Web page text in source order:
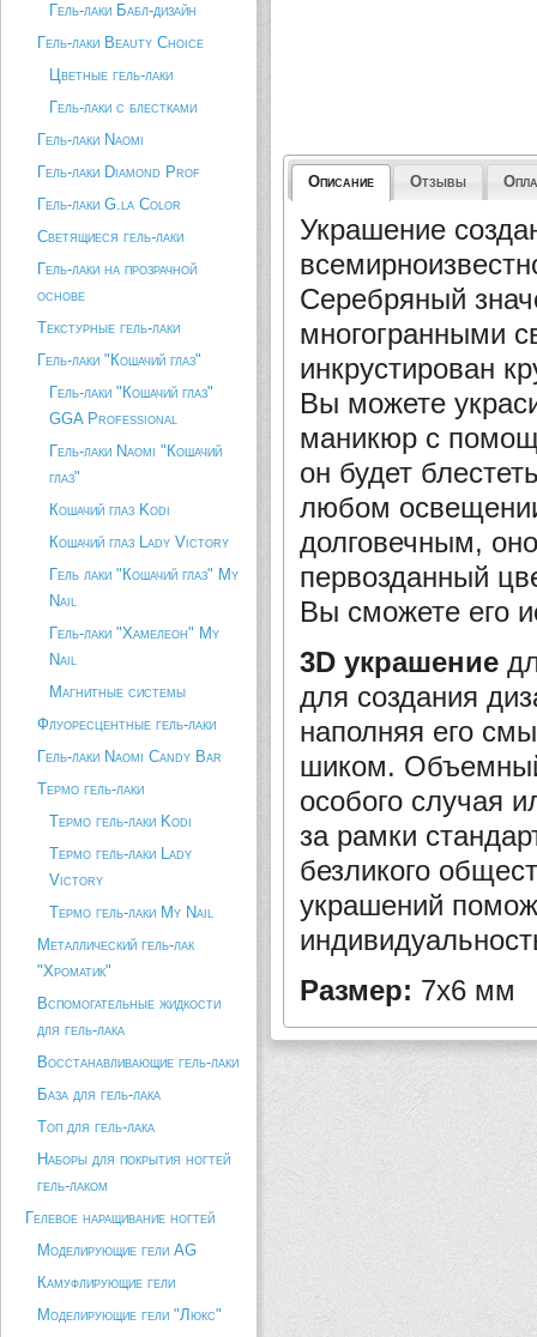
Гель-лаки Бабл-дизайн
Гель-лаки Beauty Choice
Цветные гель-лаки
Гель-лаки с блестками
Гель-лаки Naomi
Гель-лаки Diamond Prof
Гель-лаки G.la Color
Светящиеся гель-лаки
Гель-лаки на прозрачной
основе
Текстурные гель-лаки
Гель-лаки "Кошачий глаз"
Гель-лаки "Кошачий глаз"
GGA Professional
Гель-лаки Naomi "Кошачий
глаз"
Кошачий глаз Kodi
Кошачий глаз Lady Victory
Гель лаки "Кошачий глаз" My
Nail
Гель-лаки "Хамелеон" My
Nail
Магнитные системы
Флуоресцентные гель-лаки
Гель-лаки Naomi Candy Bar
Термо гель-лаки
Термо гель-лаки Kodi
Термо гель-лаки Lady
Victory
Термо гель-лаки My Nail
Металлический гель-лак
"Хроматик"
Вспомогательные жидкости
для гель-лака
Восстанавливающие гель-лаки
База для гель-лака
Топ для гель-лака
Наборы для покрытия ногтей
гель-лаком
Гелевое наращивание ногтей
Моделирующие гели AG
Камуфлирующие гели
Моделирующие гели "Люкс"
Описание Отзывы
Украшение
Серебряный
многогранными
инкрустирован
Вы можете
маникюр с
он будет
любом
долговечным,
первозданный
Вы сможете его
3D украшение
для создания
наполняя его
шиком.
особого случая
за рамки
безликого
украшений
Размер: 7х6 мм